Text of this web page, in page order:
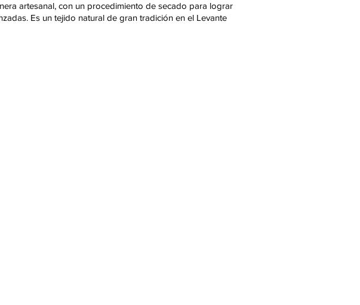
artesanal, con un procedimiento de secado para lograr
Es un tejido natural de gran tradición en el Levante